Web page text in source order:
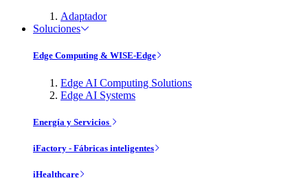
Adaptador
Soluciones
Edge Computing & WISE-Edge
Edge AI Computing Solutions
Edge AI Systems
Energía y Servicios
iFactory - Fábricas inteligentes
iHealthcare